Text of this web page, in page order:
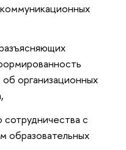
организационных
с
образовательных